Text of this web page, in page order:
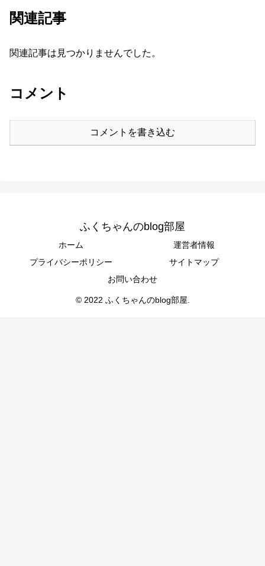
関連記事
関連記事は見つかりませんでした。
コメント
コメントを書き込む
ふくちゃんのblog部屋
ホーム
運営者情報
プライバシーポリシー
サイトマップ
お問い合わせ
© 2022 ふくちゃんのblog部屋.